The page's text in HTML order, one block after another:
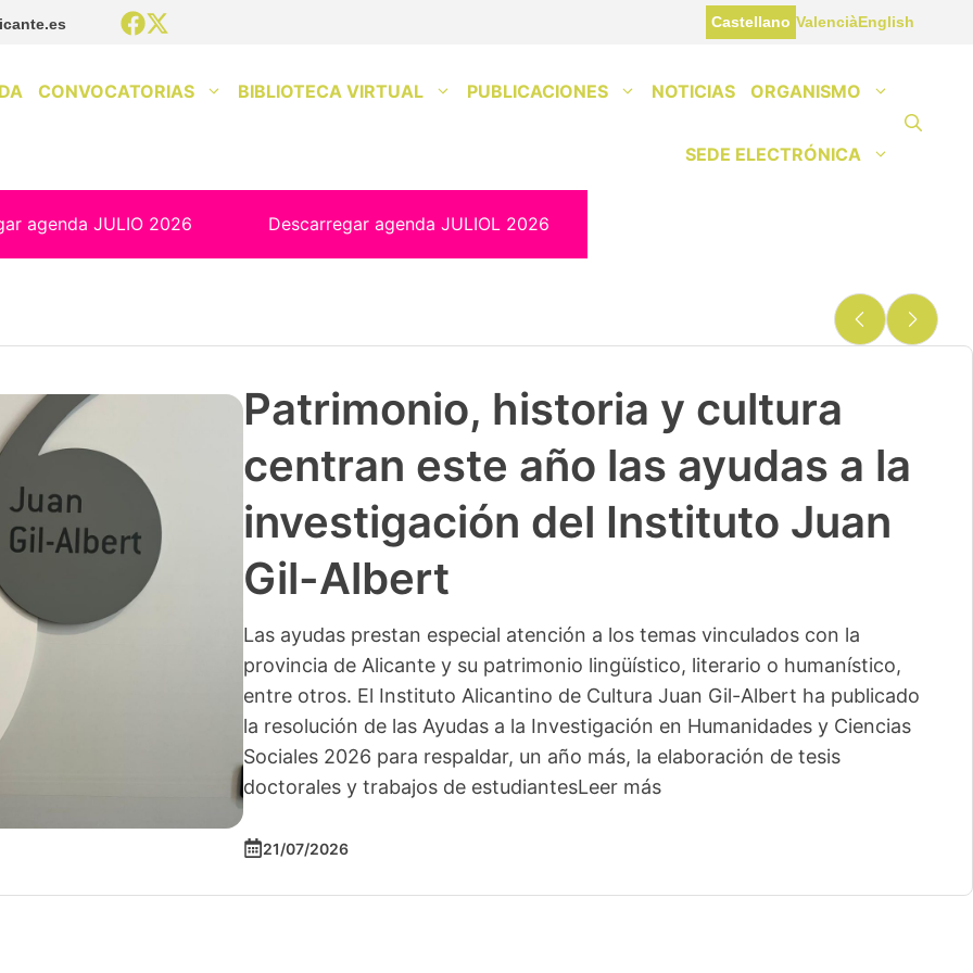
Castellano ValenciàEnglish
CONVOCATORIAS BIBLIOTECA VIRTUAL PUBLICACIONES NOTICIAS ORGANISMO
SEDE ELECTRÓNICA
agenda JULIO 2026 Descarregar agenda JULIOL 2026
Patrimonio, historia y cultura
centran este año las ayudas a la
investigación del Instituto Juan
Gil-Albert
Las ayudas prestan especial atención a los temas vinculados con la
provincia de Alicante y su patrimonio lingüístico, literario o humanístico,
entre otros. El Instituto Alicantino de Cultura Juan Gil-Albert ha publicado
la resolución de las Ayudas a la Investigación en Humanidades y Ciencias
Sociales 2026 para respaldar, un año más, la elaboración de tesis
doctorales y trabajos de estudiantesLeer más
21/07/2026